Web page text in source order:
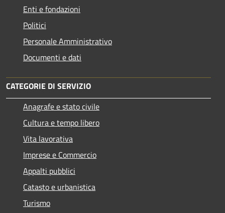
Enti e fondazioni
Politici
Personale Amministrativo
Documenti e dati
CATEGORIE DI SERVIZIO
Anagrafe e stato civile
Cultura e tempo libero
Vita lavorativa
Imprese e Commercio
Appalti pubblici
Catasto e urbanistica
Turismo